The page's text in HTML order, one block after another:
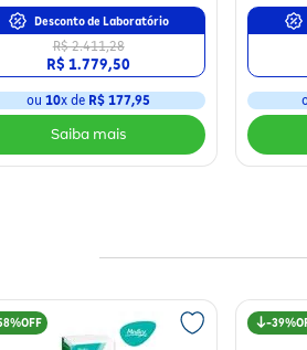
Desconto de Laboratório
R$ 2.411,28
R$ 1.779,50
ou 10x de R$ 177,95
39%